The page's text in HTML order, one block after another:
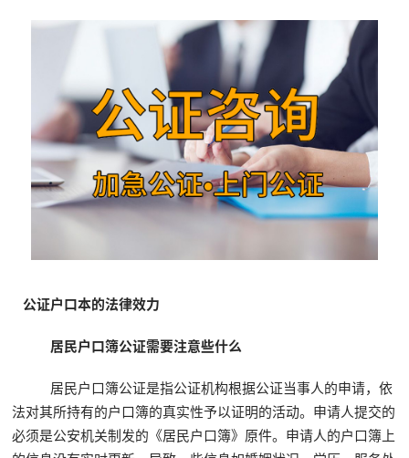
公证户口本的法律效力
居民户口簿公证需要注意些什么
居民户口簿公证是指公证机构根据公证当事人的申请，依
法对其所持有的户口簿的真实性予以证明的活动。申请人提交的
必须是公安机关制发的《居民户口簿》原件。申请人的户口簿上